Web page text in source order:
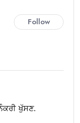
Follow
ਖੁੱਸਣ.